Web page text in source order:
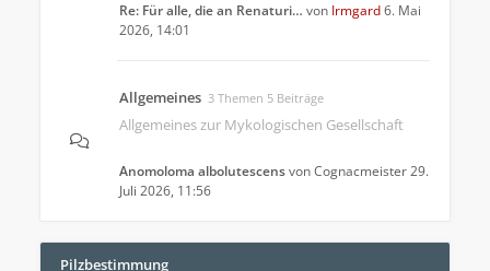
Re: Für alle, die an Renaturi… von Irmgard6. Mai
2026, 14:01
Allgemeines 3 Themen 5 Beiträge
Allgemeines zur Mykologischen Gesellschaft
Anomoloma albolutescensvonCognacmeister29.
Juli 2026, 11:56
Pilzbestimmung